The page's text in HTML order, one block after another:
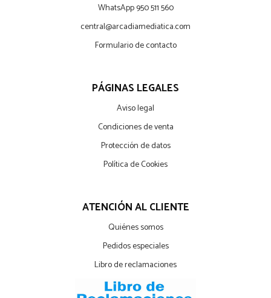
WhatsApp 950 511 560
central@arcadiamediatica.com
Formulario de contacto
PÁGINAS LEGALES
Aviso legal
Condiciones de venta
Protección de datos
Política de Cookies
ATENCIÓN AL CLIENTE
Quiénes somos
Pedidos especiales
Libro de reclamaciones